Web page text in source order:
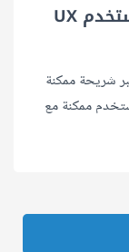
ما هي مراحل تصميم تجربة المستخدم UX
شريحة ممكنة
ممكنة مع